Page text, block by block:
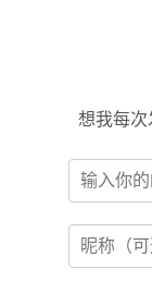
想我每次